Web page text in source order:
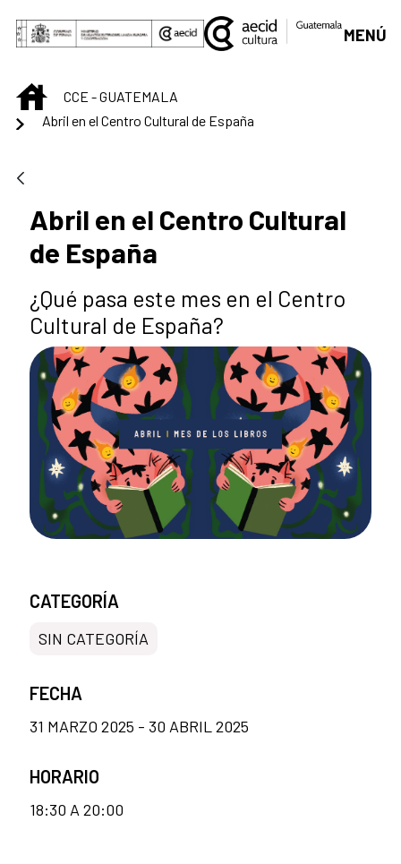
Saltar al contenido principal
MENÚ
INICIOCCE - GUATEMALA
Abril en el Centro Cultural de España
Abril en el Centro Cultural
de España
¿Qué pasa este mes en el Centro
Cultural de España?
CATEGORÍA
SIN CATEGORÍA
FECHA
31 MARZO 2025 - 30 ABRIL 2025
HORARIO
18:30 A 20:00